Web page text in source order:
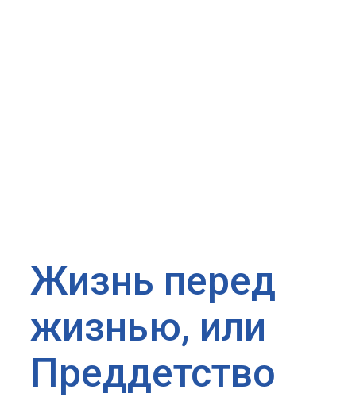
Жизнь перед
жизнью, или
Преддетство